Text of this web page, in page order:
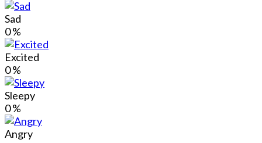
Sad
0%
Excited
0%
Sleepy
0%
Angry